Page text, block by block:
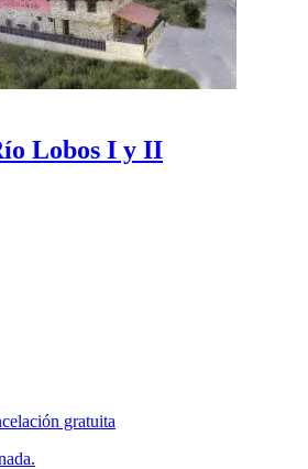
Lobos I y II
gratuita